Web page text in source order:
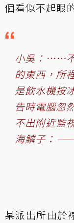
個看似不起眼
小吳：……
的東西，所
是飲水機按
告時電腦忽
不出附近
海鱗子：——
某派出所由於